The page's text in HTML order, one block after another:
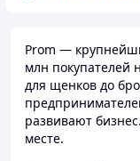
Prom —
млн покупателей
для щенков до
развивают
месте.